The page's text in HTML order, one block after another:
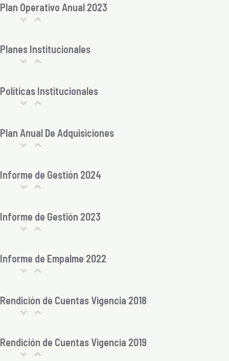
Plan Operativo Anual 2023
Planes Institucionales
Políticas Institucionales
Plan Anual De Adquisiciones
Informe de Gestión 2024
Informe de Gestión 2023
Informe de Empalme 2022
Rendición de Cuentas Vigencia 2018
Rendición de Cuentas Vigencia 2019